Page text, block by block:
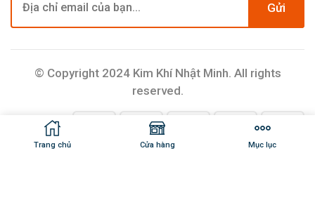
Trang chủ Cửa hàng Mục lục
Gửi
© Copyright 2024 Kim Khí Nhật Minh. All rights
reserved.